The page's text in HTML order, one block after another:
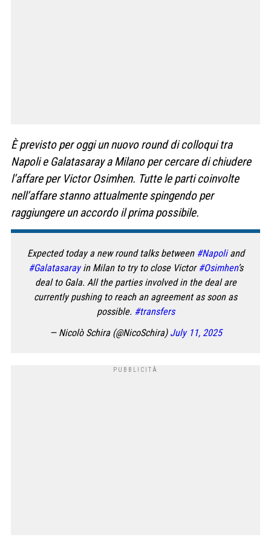
È previsto per oggi un nuovo round di colloqui tra
Napoli e Galatasaray a Milano per cercare di chiudere
l’affare per Victor Osimhen. Tutte le parti coinvolte
nell’affare stanno attualmente spingendo per
raggiungere un accordo il prima possibile.
Expected today a new round talks between #Napoliand
#Galatasarayin Milan to try to close Victor #Osimhen’s
deal to Gala. All the parties involved in the deal are
currently pushing to reach an agreement as soon as
possible. #transfers
— Nicolò Schira (@NicoSchira) July 11, 2025